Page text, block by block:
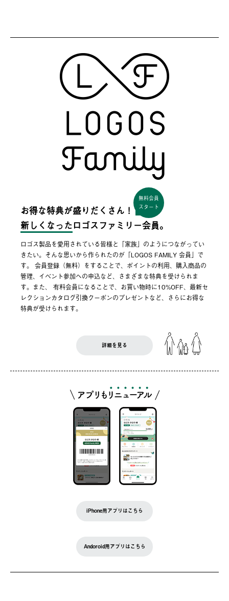
お得な特典が盛りだくさん！
無料会員
スタート
新しくなった ロゴスファミリー会員。
ロゴス製品を愛用されている皆様と「家族」のようにつながってい
きたい。そんな思いから作られたのが「LOGOS FAMILY 会員」で
す。 会員登録（無料）をすることで、ポイントの利用、購入商品の
管理、イベント参加への申込など、さまざまな特典を受けられま
す。また、 有料会員になることで、お買い物時に10%OFF、最新セ
レクションカタログ引換クーポンのプレゼントなど、さらにお得な
特典が受けられます。
詳細を見る
iPhone用アプリはこちら
Andoroid用アプリはこちら